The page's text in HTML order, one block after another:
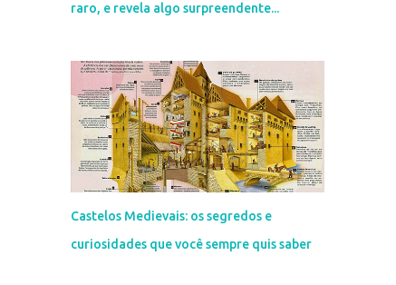
raro, e revela algo surpreendente...
Castelos Medievais: os segredos e
curiosidades que você sempre quis saber